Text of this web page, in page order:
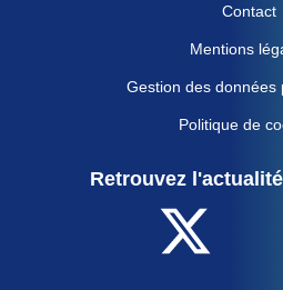
Contact
Mentions
Gestion des données
Politique de
Retrouvez